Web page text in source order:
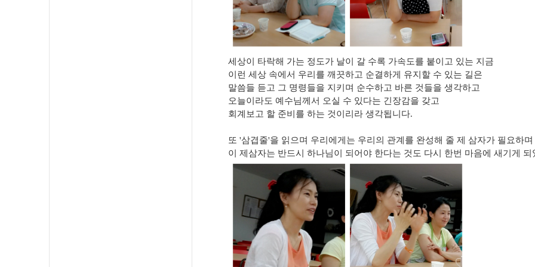
세상이 타락해 가는 정도가 날이 갈 수록 가속도를 붙이고 있는 지금
이런 세상 속에서 우리를 깨끗하고 순결하게 유지할 수 있는 길은
말씀들 듣고 그 명령들을 지키며 순수하고 바른 것들을 생각하고
오늘이라도 예수님께서 오실 수 있다는 긴장감을 갖고
회계보고 할 준비를 하는 것이리라 생각됩니다.
또 '삼겹줄'을 읽으며 우리에게는 우리의 관계를 완성해 줄 제 삼자가 필요하며
이 제삼자는 반드시 하나님이 되어야 한다는 것도 다시 한번 마음에 새기게 되